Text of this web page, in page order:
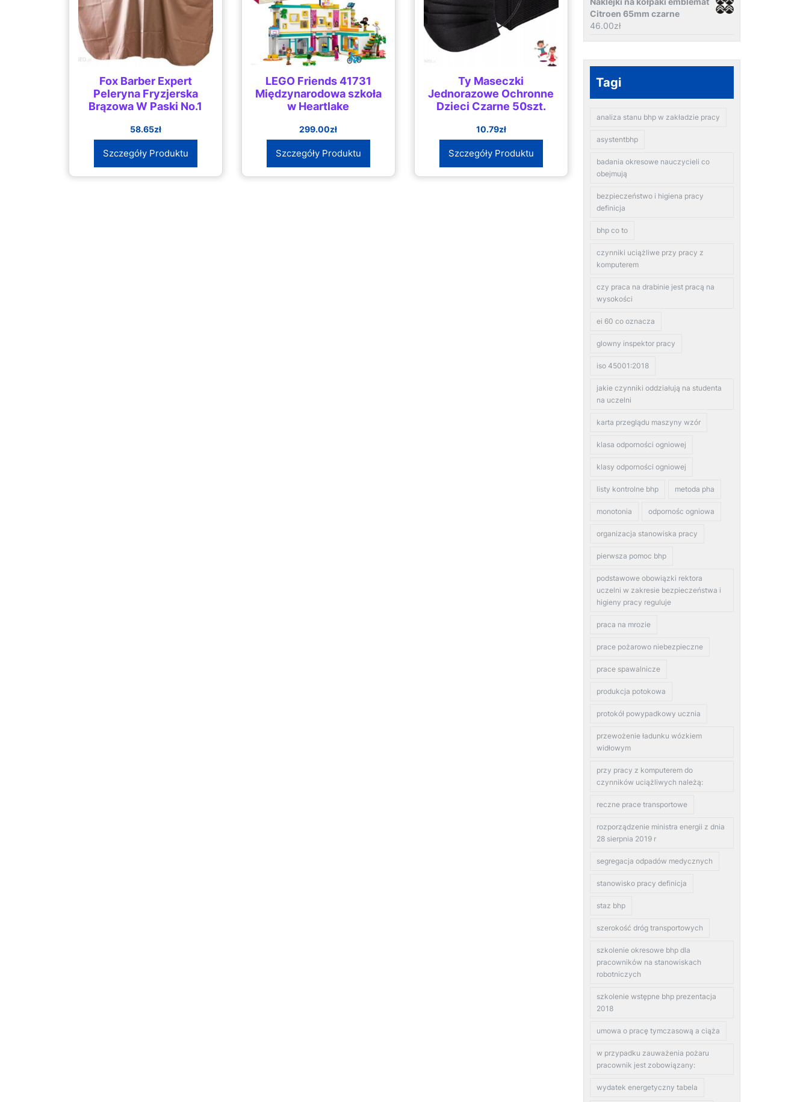
Fox Barber Expert
Peleryna Fryzjerska
Brązowa W Paski No.1
58.65zł
Szczegóły Produktu
LEGO Friends 41731
Międzynarodowa szkoła
w Heartlake
299.00zł
Szczegóły Produktu
Ty Maseczki
Jednorazowe Ochronne
Dzieci Czarne 50szt.
10.79zł
Szczegóły Produktu
Citroen 65mm czarne
46.00zł
Tagi
analiza stanu bhp w zakładzie pracy
asystentbhp
badania okresowe nauczycieli co
obejmują
bezpieczeństwo i higiena pracy
definicja
bhp co to
czynniki uciążliwe przy pracy z
komputerem
czy praca na drabinie jest pracą na
wysokości
ei 60 co oznacza
glowny inspektor pracy
iso 45001:2018
jakie czynniki oddziałują na studenta
na uczelni
karta przeglądu maszyny wzór
klasa odporności ogniowej
klasy odporności ogniowej
listy kontrolne bhp metoda pha
monotonia odpornośc ogniowa
organizacja stanowiska pracy
pierwsza pomoc bhp
podstawowe obowiązki rektora
uczelni w zakresie bezpieczeństwa i
higieny pracy reguluje
praca na mrozie
prace pożarowo niebezpieczne
prace spawalnicze
produkcja potokowa
protokół powypadkowy ucznia
przewożenie ładunku wózkiem
widłowym
przy pracy z komputerem do
czynników uciążliwych należą:
reczne prace transportowe
rozporządzenie ministra energii z dnia
28 sierpnia 2019 r
segregacja odpadów medycznych
stanowisko pracy definicja
staz bhp
szerokość dróg transportowych
szkolenie okresowe bhp dla
pracowników na stanowiskach
robotniczych
szkolenie wstępne bhp prezentacja
2018
umowa o pracę tymczasową a ciąża
w przypadku zauważenia pożaru
pracownik jest zobowiązany:
wydatek energetyczny tabela